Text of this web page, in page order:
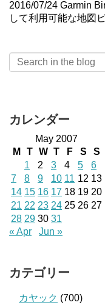
2016/07/24 Garmin
して利用可能な地図
カレンダー
May 2007
M
T W T F S
S
1
2 3 4 5
6
7
8 9 10 11 12 13
14 15 16 17 18 19 20
21 22 23 24 25 26 27
28 29 30 31
« Apr
Jun »
カテゴリー
カヤック (700)